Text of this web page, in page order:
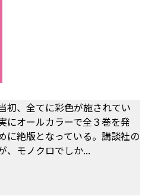
初、全てに彩色が施されてい
にオールカラーで全３巻を発
に絶版となっている。講談社の
、モノクロでしか...